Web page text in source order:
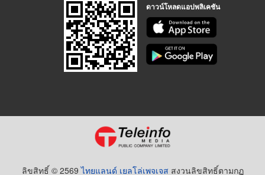
ดาวน์โหลดแอปพลิเคชัน
ลิขสิทธิ์ © 2569ไทยแลนด์ เยลโล่เพจเจส สงวนลิขสิทธิ์ตามกฏ